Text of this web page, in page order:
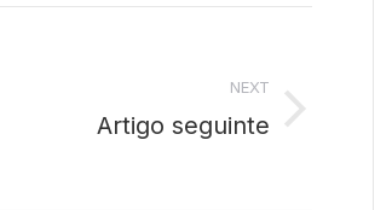
NEXT
Artigo seguinte